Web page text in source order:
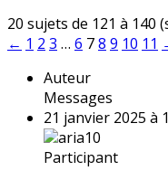
20 sujets de 121 à 140
← 1 2 3 … 6 78 9 10 11
Auteur
Messages
21 janvier 2025 à
aria10
Participant